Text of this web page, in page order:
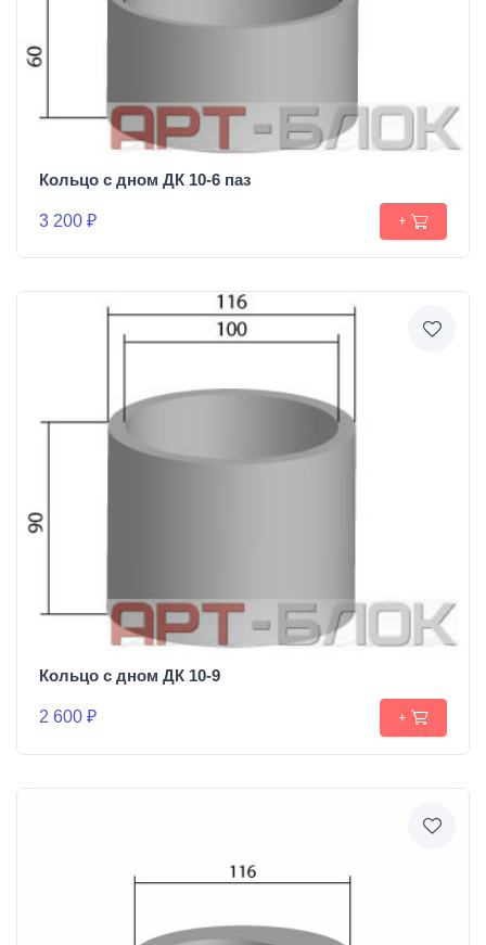
Кольцо с дном ДК 10-6 паз
3 200 ₽ +
Кольцо с дном ДК 10-9
2 600 ₽ +